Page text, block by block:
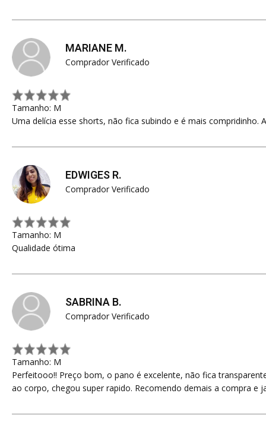
MARIANE M.
Comprador Verificado
Tamanho: M
Uma delícia esse shorts, não fica subindo e é mais compridinho.
EDWIGES R.
Comprador Verificado
Tamanho: M
Qualidade ótima
SABRINA B.
Comprador Verificado
Tamanho: M
Perfeitooo!! Preço bom, o pano é excelente, não fica
ao corpo, chegou super rapido. Recomendo demais a compra e